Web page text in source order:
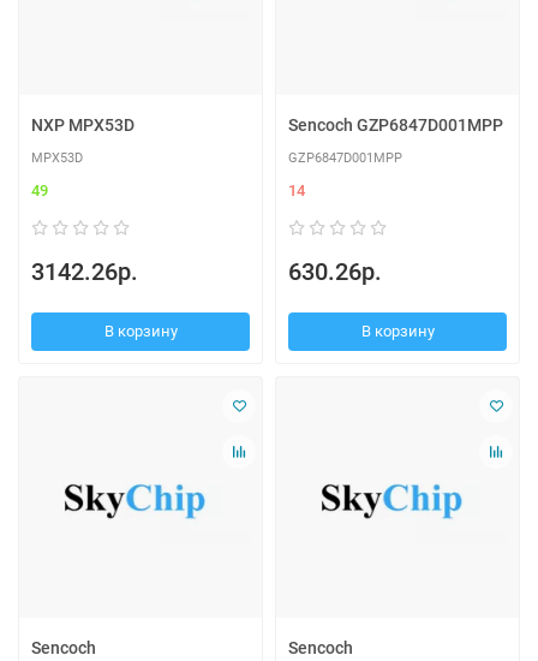
NXP MPX53D
MPX53D
49
3142.26р.
В корзину
Sencoch GZP6847D001MPP
GZP6847D001MPP
14
630.26р.
В корзину
Sencoch
Sencoch